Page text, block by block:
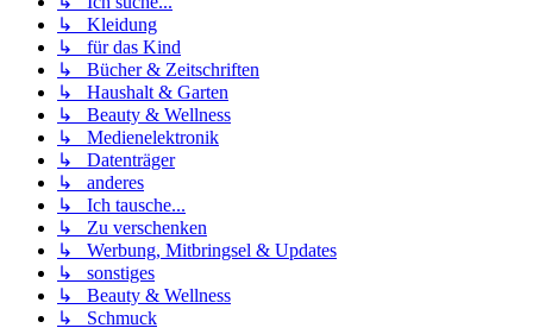
↳ Kleidung
↳ für das Kind
↳ Bücher & Zeitschriften
↳ Haushalt & Garten
↳ Beauty & Wellness
↳ Medienelektronik
↳ Datenträger
↳ anderes
↳ Ich tausche...
↳ Zu verschenken
↳ Werbung, Mitbringsel & Updates
↳ sonstiges
↳ Beauty & Wellness
↳ Schmuck